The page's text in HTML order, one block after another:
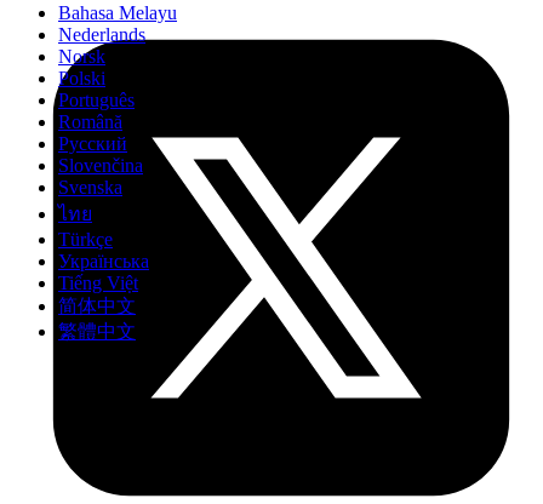
Bahasa Melayu
Nederlands
Norsk
Polski
Português
Română
Русский
Slovenčina
Svenska
ไทย
Türkçe
Українська
Tiếng Việt
简体中文
繁體中文